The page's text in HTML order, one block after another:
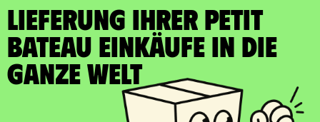
LIEFERUNG IHRER PETIT
BATEAU EINKÄUFE In die
ganze Welt